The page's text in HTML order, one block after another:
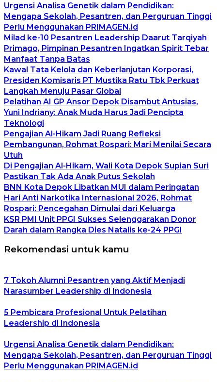
Urgensi Analisa Genetik dalam Pendidikan:
Mengapa Sekolah, Pesantren, dan Perguruan Tinggi
Perlu Menggunakan PRIMAGEN.id
Milad ke-10 Pesantren Leadership Daarut Tarqiyah
Primago, Pimpinan Pesantren Ingatkan Spirit Tebar
Manfaat Tanpa Batas
Kawal Tata Kelola dan Keberlanjutan Korporasi,
Presiden Komisaris PT Mustika Ratu Tbk Perkuat
Langkah Menuju Pasar Global
Pelatihan AI GP Ansor Depok Disambut Antusias,
Yuni Indriany: Anak Muda Harus Jadi Pencipta
Teknologi
Pengajian Al-Hikam Jadi Ruang Refleksi
Pembangunan, Rohmat Rospari: Mari Menilai Secara
Utuh
Di Pengajian Al-Hikam, Wali Kota Depok Supian Suri
Pastikan Tak Ada Anak Putus Sekolah
BNN Kota Depok Libatkan MUI dalam Peringatan
Hari Anti Narkotika Internasional 2026, Rohmat
Rospari: Pencegahan Dimulai dari Keluarga
KSR PMI Unit PPGI Sukses Selenggarakan Donor
Darah dalam Rangka Dies Natalis ke-24 PPGI
Rekomendasi untuk kamu
7 Tokoh Alumni Pesantren yang Aktif Menjadi
Narasumber Leadership di Indonesia
5 Pembicara Profesional Untuk Pelatihan
Leadership di Indonesia
Urgensi Analisa Genetik dalam Pendidikan:
Mengapa Sekolah, Pesantren, dan Perguruan Tinggi
Perlu Menggunakan PRIMAGEN.id